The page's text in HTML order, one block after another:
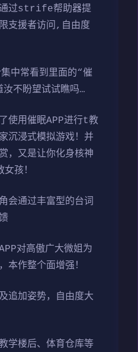
通过strife帮助器提
支援者访问,自由度
中常看到里面的“催
汝不盼望试试瞧吗…
使用催眠APP进行t教
沉浸式模拟游戏！并
，又是让你化身核神
孩！
会通过丰富型的台词
对高傲广大微姐为
本作整个面增强！
追加姿势，自由度大
学楼后、体育仓库等